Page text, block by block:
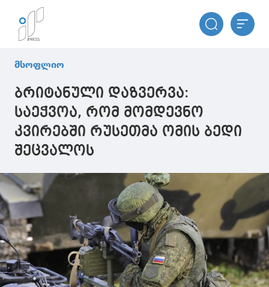
მსოფლიო
ბრიტანული დაზვერვა:
საეჭვოა, რომ მომდევნო
კვირებში რუსეთმა ომის ბედი
შეცვალოს